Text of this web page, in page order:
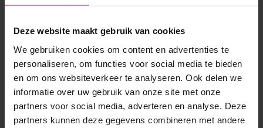
Deze website maakt gebruik van cookies
We gebruiken cookies om content en advertenties te
personaliseren, om functies voor social media te bieden
en om ons websiteverkeer te analyseren. Ook delen we
informatie over uw gebruik van onze site met onze
partners voor social media, adverteren en analyse. Deze
partners kunnen deze gegevens combineren met andere
Op voorraad
€18,95